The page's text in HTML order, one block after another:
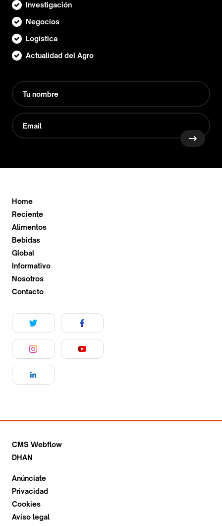
Investigación
Negocios
Logística
Actualidad del Agro
Home
Reciente
Alimentos
Bebidas
Global
Informativo
Nosotros
Contacto
CMS Webflow
DHAN
Anúnciate
Privacidad
Cookies
Aviso legal